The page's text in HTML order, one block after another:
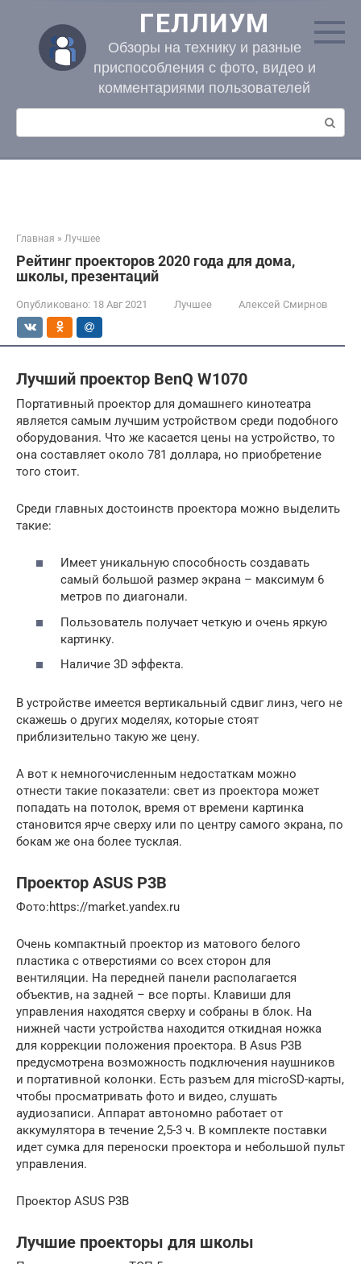
контенту
ГЕЛЛИУМ
Обзоры на технику и разные
приспособления с фото, видео и
комментариями пользователей
Поиск:
Главная » Лучшее
Рейтинг проекторов 2020 года для дома,
школы, презентаций
Опубликовано: 18 Авг 2021 Лучшее Алексей Смирнов
Лучший проектор BenQ W1070
Портативный проектор для домашнего кинотеатра
является самым лучшим устройством среди подобного
оборудования. Что же касается цены на устройство, то
она составляет около 781 доллара, но приобретение
того стоит.
Среди главных достоинств проектора можно выделить
такие:
Имеет уникальную способность создавать
самый большой размер экрана – максимум 6
метров по диагонали.
Пользователь получает четкую и очень яркую
картинку.
Наличие 3D эффекта.
В устройстве имеется вертикальный сдвиг линз, чего не
скажешь о других моделях, которые стоят
приблизительно такую же цену.
А вот к немногочисленным недостаткам можно
отнести такие показатели: свет из проектора может
попадать на потолок, время от времени картинка
становится ярче сверху или по центру самого экрана, по
бокам же она более тусклая.
Проектор ASUS P3B
​Фото:https://market.yandex.ru
Очень компактный проектор из матового белого
пластика с отверстиями со всех сторон для
вентиляции. На передней панели располагается
объектив, на задней – все порты. Клавиши для
управления находятся сверху и собраны в блок. На
нижней части устройства находится откидная ножка
для коррекции положения проектора. В Asus P3B
предусмотрена возможность подключения наушников
и портативной колонки. Есть разъем для microSD-карты,
чтобы просматривать фото и видео, слушать
аудиозаписи. Аппарат автономно работает от
аккумулятора в течение 2,5-3 ч. В комплекте поставки
идет сумка для переноски проектора и небольшой пульт
управления.
Проектор ASUS P3B
Лучшие проекторы для школы